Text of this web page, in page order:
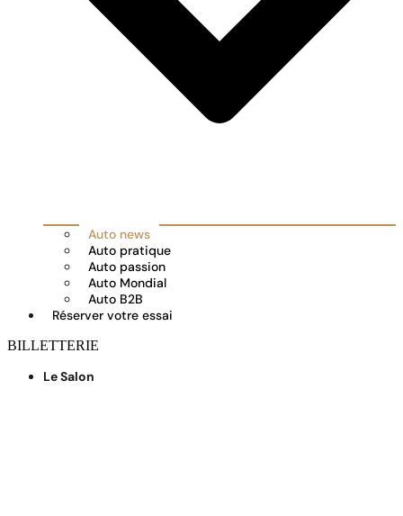
Auto news
Auto pratique
Auto passion
Auto Mondial
Auto B2B
Réserver votre essai
BILLETTERIE
Le Salon